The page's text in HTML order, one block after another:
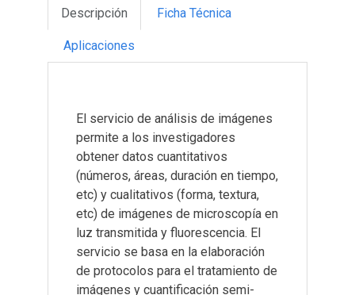
Descripción Ficha Técnica
Aplicaciones
El servicio de análisis de imágenes
permite a los investigadores
obtener datos cuantitativos
(números, áreas, duración en tiempo,
etc) y cualitativos (forma, textura,
etc) de imágenes de microscopía en
luz transmitida y fluorescencia. El
servicio se basa en la elaboración
de protocolos para el tratamiento de
imágenes y cuantificación semi-